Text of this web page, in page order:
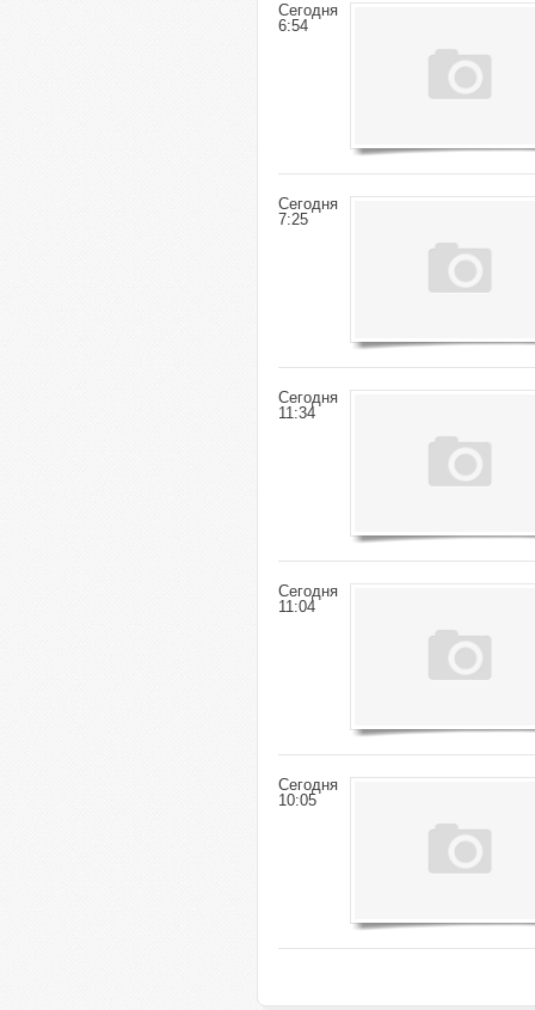
Сегодня
6:54
Сегодня
7:25
Сегодня
11:34
Сегодня
11:04
Сегодня
10:05